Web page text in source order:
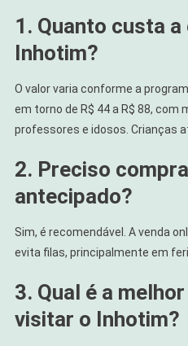
1. Quanto custa
Inhotim?
O valor varia conforme a
em torno de R$ 44 a R$ 88,
professores e idosos. Crianças
2. Preciso
antecipado?
Sim, é recomendável. A venda
evita filas, principalmente em
3. Qual é a
visitar o Inhotim?